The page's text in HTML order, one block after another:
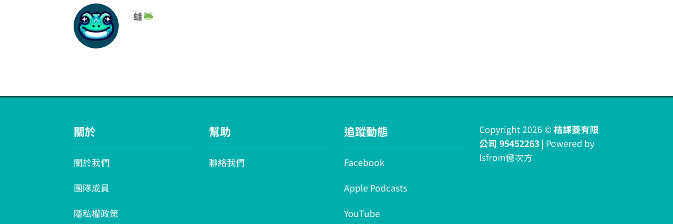
蛙
關於
關於我們
團隊成員
隱私權政策
幫助
聯絡我們
追蹤動態
Facebook
Apple Podcasts
YouTube
Copyright 2026 © 桔課菱有限
公司 95452263 | Powered by
Isfrom億次方